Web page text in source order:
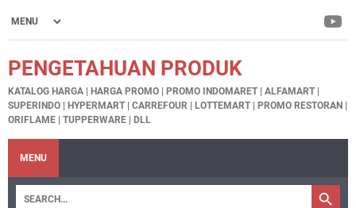
PENGETAHUAN PRODUK
KATALOG HARGA | HARGA PROMO | PROMO INDOMARET | ALFAMART |
SUPERINDO | HYPERMART | CARREFOUR | LOTTEMART | PROMO RESTORAN |
ORIFLAME | TUPPERWARE | DLL
MENU